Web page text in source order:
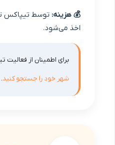
💰 هزینه:توسط تیپاکس
اخذ می‌شود.
برای اطمینان از
شهر خود را جستجو کنید.